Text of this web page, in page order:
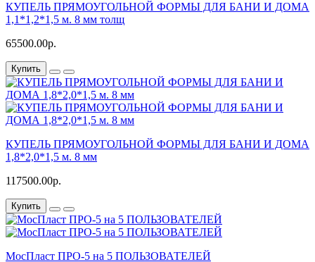
КУПЕЛЬ ПРЯМОУГОЛЬНОЙ ФОРМЫ ДЛЯ БАНИ И ДОМА
1,1*1,2*1,5 м. 8 мм толщ
65500.00р.
Купить
КУПЕЛЬ ПРЯМОУГОЛЬНОЙ ФОРМЫ ДЛЯ БАНИ И ДОМА
1,8*2,0*1,5 м. 8 мм
117500.00р.
Купить
МосПласт ПРО‑5 на 5 ПОЛЬЗОВАТЕЛЕЙ